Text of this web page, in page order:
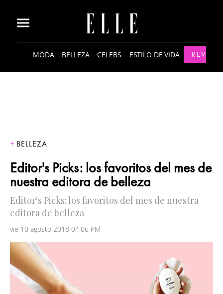
MODA BELLEZA CELEBS ESTILO DE VIDA
BELLEZA
Editor's Picks: los favoritos del mes de
nuestra editora de belleza
Editor's Picks: los favoritos del mes de nuestra
editora de belleza
vie 10 agosto 2018 04:06 PM